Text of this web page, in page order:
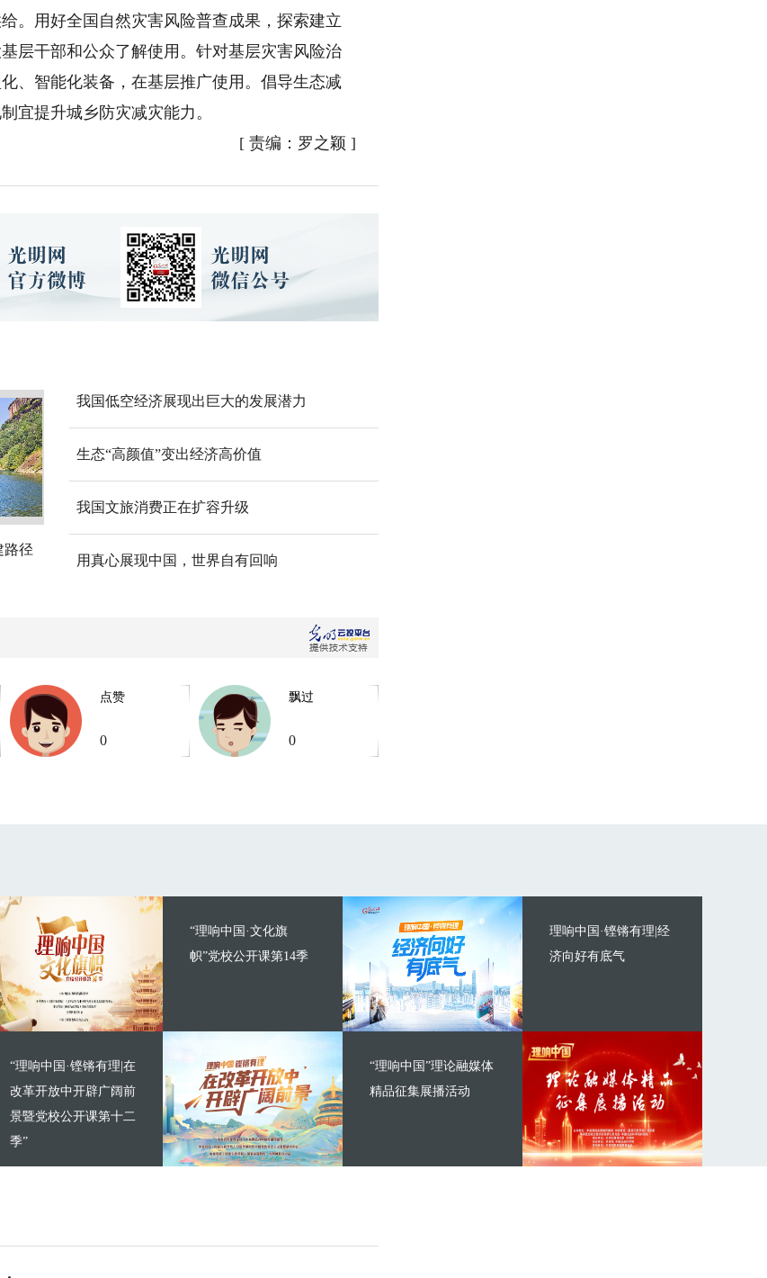
。用好全国自然灾害风险普查成果，探索建立
层干部和公众了解使用。针对基层灾害风险治
、智能化装备，在基层推广使用。倡导生态减
宜提升城乡防灾减灾能力。
[ 责编：罗之颖 ]
路径
我国低空经济展现出巨大的发展潜力
生态“高颜值”变出经济高价值
我国文旅消费正在扩容升级
用真心展现中国，世界自有回响
点赞
0
飘过
0
“理响中国·文化旗
帜”党校公开课第14季
“理响中国·铿锵有理|在
改革开放中开辟广阔前
景暨党校公开课第十二
季”
理响中国·铿锵有理|经
济向好有底气
“理响中国”理论融媒体
精品征集展播活动